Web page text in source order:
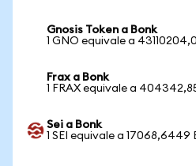
Gnosis Token a Bonk
1 GNO equivale a
Frax a Bonk
1 FRAX equivale a
Sei a Bonk
1 SEI equivale a 17068,6449